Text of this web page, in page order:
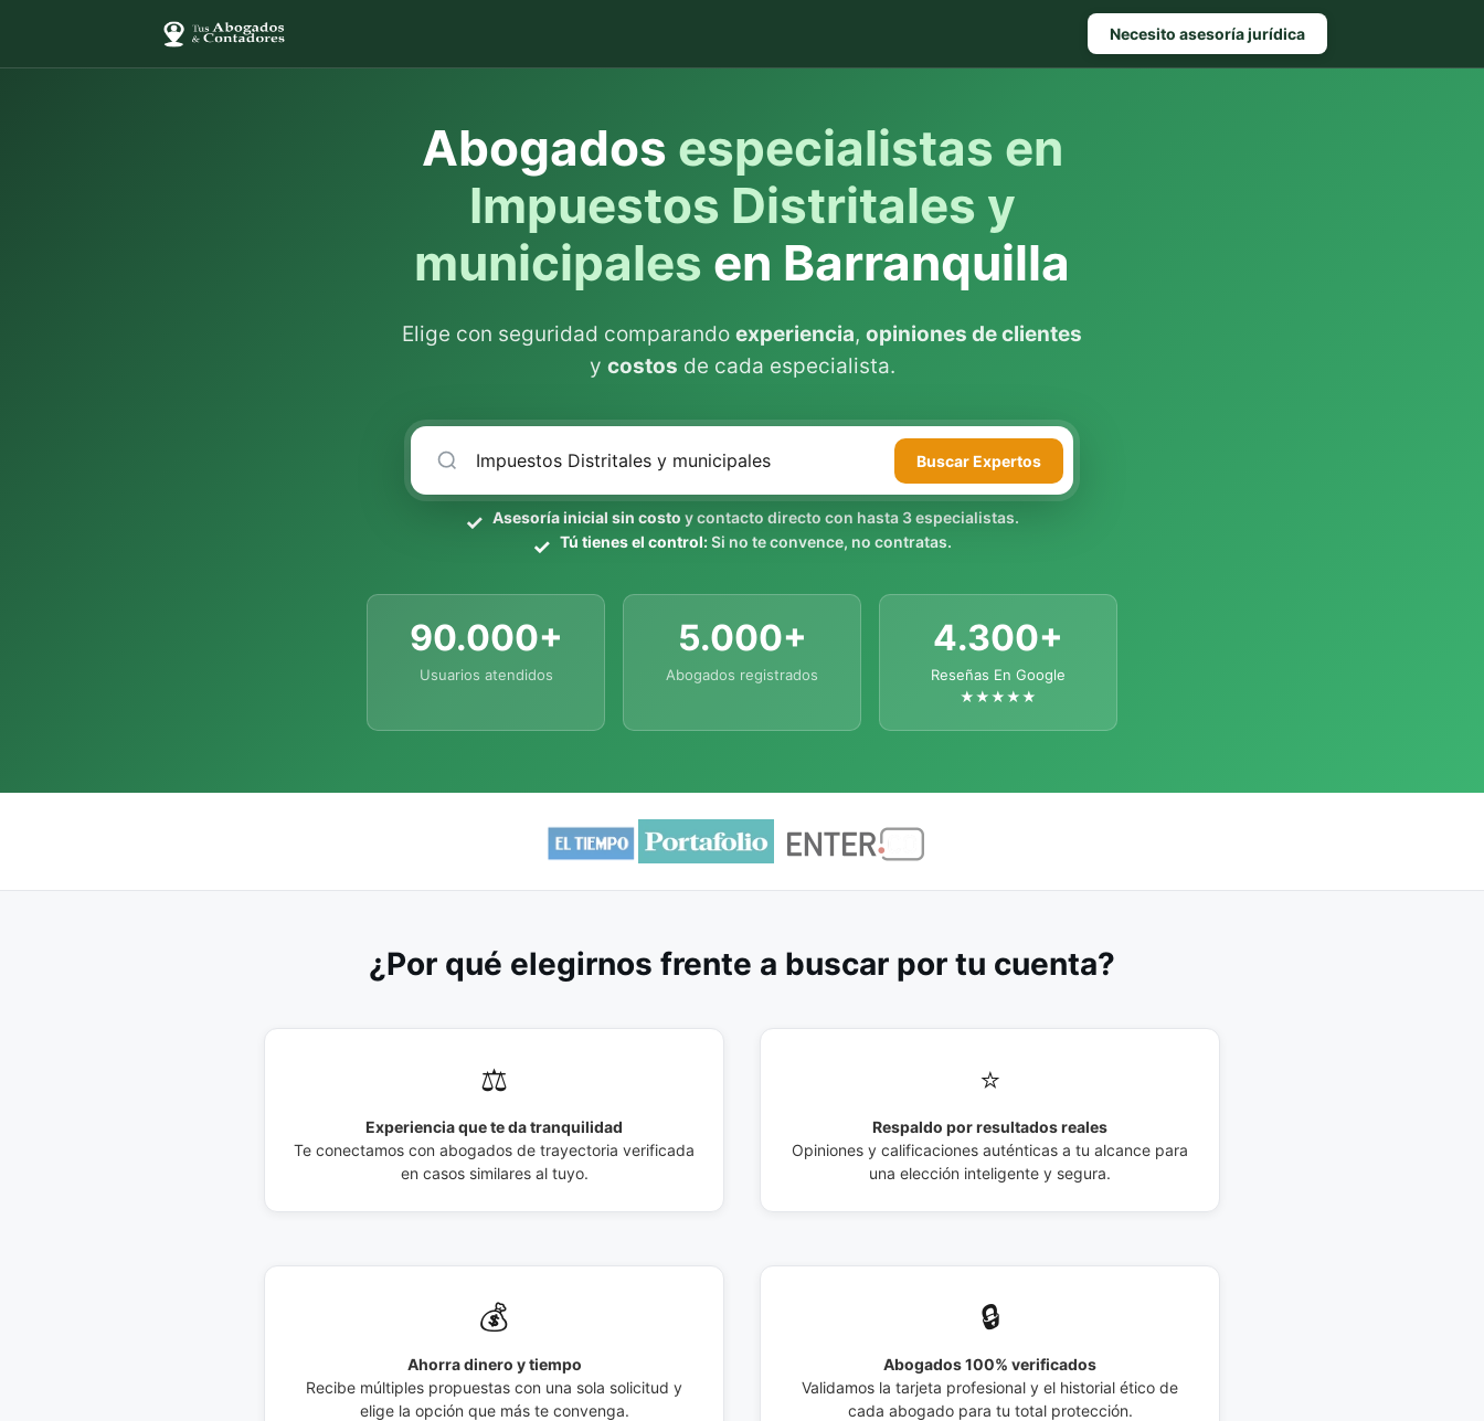
Necesito asesoría jurídica
Abogados especialistas en
Impuestos Distritales y
municipales en Barranquilla
Elige con seguridad comparando experiencia, opiniones de clientes
y costos de cada especialista.
BuscarExpertos
Asesoría inicial sin costo y contacto directo con hasta 3 especialistas.
Tú tienes el control:Si no te convence, no contratas.
90.000+
Usuarios atendidos
5.000+
Abogados registrados
4.300+
Reseñas En Google
★★★★★
¿Por qué elegirnos frente a buscar por tu cuenta?
⚖️
Experiencia que te da tranquilidad
Te conectamos con abogados de trayectoria verificada
en casos similares al tuyo.
⭐
Respaldo por resultados reales
Opiniones y calificaciones auténticas a tu alcance para
una elección inteligente y segura.
💰
Ahorra dinero y tiempo
Recibe múltiples propuestas con una sola solicitud y
elige la opción que más te convenga.
🔒
Abogados 100% verificados
Validamos la tarjeta profesional y el historial ético de
cada abogado para tu total protección.